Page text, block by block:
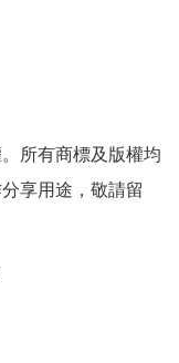
所有商標及版權均
享用途，敬請留